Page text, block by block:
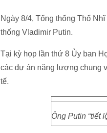
Ngày 8/4, Tổng thống Thổ
thống Vladimir Putin.
Tại kỳ họp lần thứ 8 Ủy ban
các dự án năng lượng chung
tế.
Ông Putin “tiết